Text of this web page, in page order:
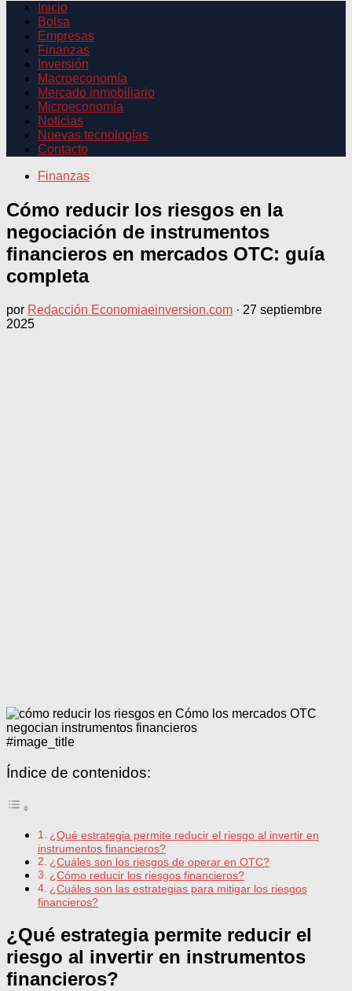
Inicio
Bolsa
Empresas
Finanzas
Inversión
Macroeconomía
Mercado inmobiliario
Microeconomía
Noticias
Nuevas tecnologías
Contacto
Finanzas
Cómo reducir los riesgos en la
negociación de instrumentos
financieros en mercados OTC: guía
completa
por Redacción Economiaeinversion.com · 27 septiembre
2025
#image_title
Índice de contenidos:
¿Qué estrategia permite reducir el riesgo al invertir en
instrumentos financieros?
¿Cuáles son los riesgos de operar en OTC?
¿Cómo reducir los riesgos financieros?
¿Cuáles son las estrategias para mitigar los riesgos
financieros?
¿Qué estrategia permite reducir el
riesgo al invertir en instrumentos
financieros?